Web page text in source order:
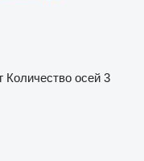
Количество осей 3